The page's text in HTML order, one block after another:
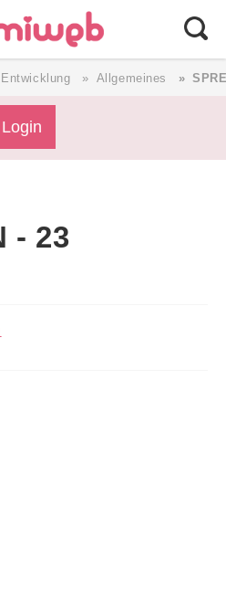
Familie ⎯
Allgemeines
Login
- 23